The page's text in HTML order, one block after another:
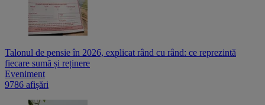
Talonul de pensie în 2026, explicat rând cu rând: ce reprezintă
fiecare sumă și reținere
Eveniment
9786 afișări